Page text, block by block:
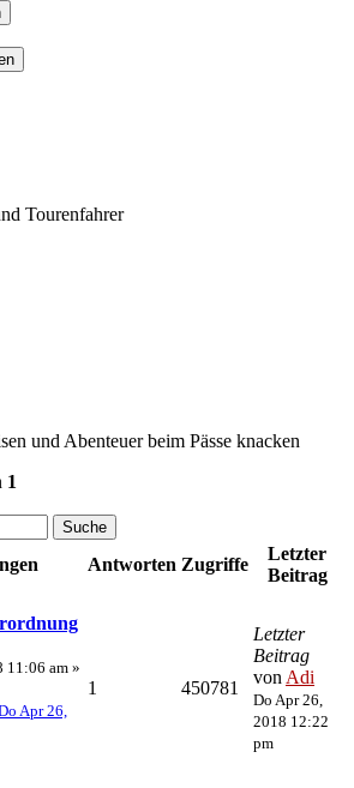
Tourenfahrer
und Abenteuer beim Pässe knacken
1
Suche
Antworten Zugriffe
Letzter
Beitrag
11:06 am »
Apr 26,
1 450781
Letzter
Beitrag
von Adi
Do Apr 26,
2018 12:22
pm